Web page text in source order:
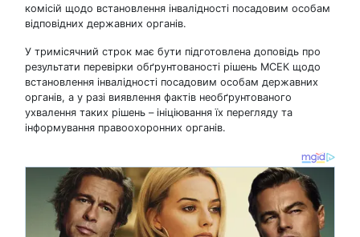
комісій щодо встановлення інвалідності посадовим особам
відповідних державних органів.
У тримісячний строк має бути підготовлена доповідь про
результати перевірки обґрунтованості рішень МСЕК щодо
встановлення інвалідності посадовим особам державних
органів, а у разі виявлення фактів необґрунтованого
ухвалення таких рішень – ініціювання їх перегляду та
інформування правоохоронних органів.